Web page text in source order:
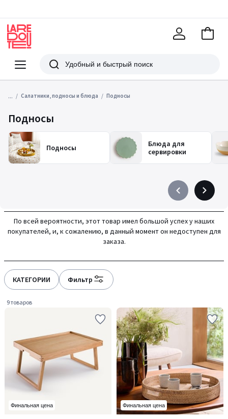
Меню
Redoute
Поиск
В
... Салатники, подносы и блюда Подносы
Подносы
Подносы
Блюда для
сервировки
Précédent
à
gauche
Suivant
à
droite
По всей вероятности, этот товар имел большой успех у наших
покупателей, и, к сожалению, в данный момент он недоступен для
заказа.
КАТЕГОРИИ Фильтр
9 товаров
Финальная цена Финальная цена